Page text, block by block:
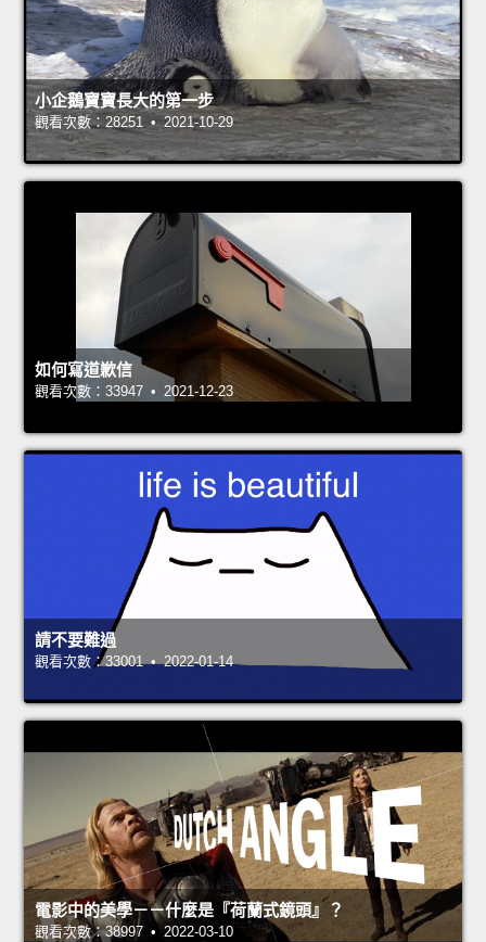
小企鵝寶寶長大的第一步
觀看次數：28251 • 2021-10-29
如何寫道歉信
觀看次數：33947 • 2021-12-23
請不要難過
觀看次數：33001 • 2022-01-14
電影中的美學－－什麼是『荷蘭式鏡頭』？
觀看次數：38997 • 2022-03-10